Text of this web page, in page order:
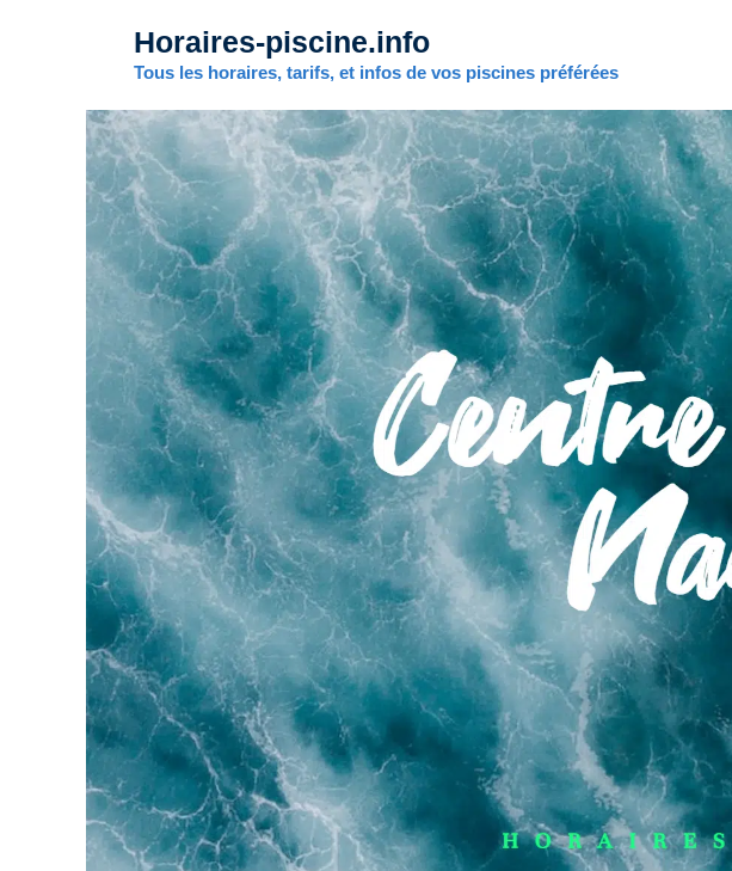
Horaires-piscine.info
Tous les horaires, tarifs, et infos de vos piscines préférées